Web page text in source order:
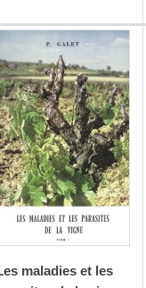
maladies et les